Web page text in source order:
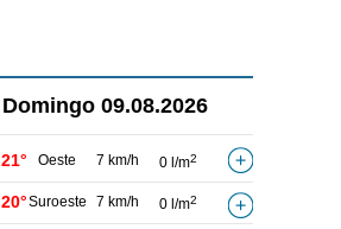
Domingo 09.08.2026
21° Oeste 7 km/h 0 l/m2
20°Suroeste 7 km/h 0 l/m2